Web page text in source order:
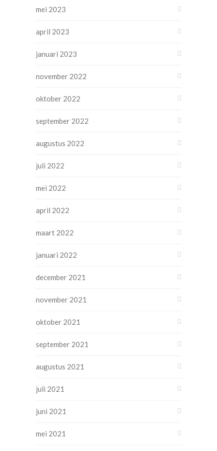
mei 2023
april 2023
januari 2023
november 2022
oktober 2022
september 2022
augustus 2022
juli 2022
mei 2022
april 2022
maart 2022
januari 2022
december 2021
november 2021
oktober 2021
september 2021
augustus 2021
juli 2021
juni 2021
mei 2021